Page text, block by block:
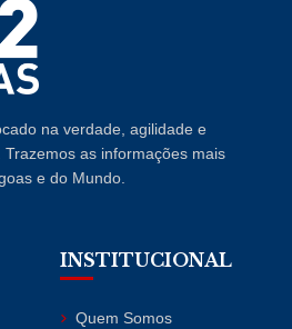
na verdade, agilidade e
as informações mais
e do Mundo.
INSTITUCIONAL
Quem Somos